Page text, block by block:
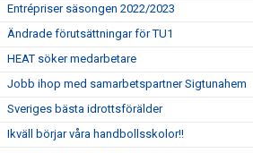
Entrépriser säsongen 2022/2023
Ändrade förutsättningar för TU1
HEAT söker medarbetare
Jobb ihop med samarbetspartner Sigtunahem
Sveriges bästa idrottsförälder
Ikväll börjar våra handbollsskolor!!